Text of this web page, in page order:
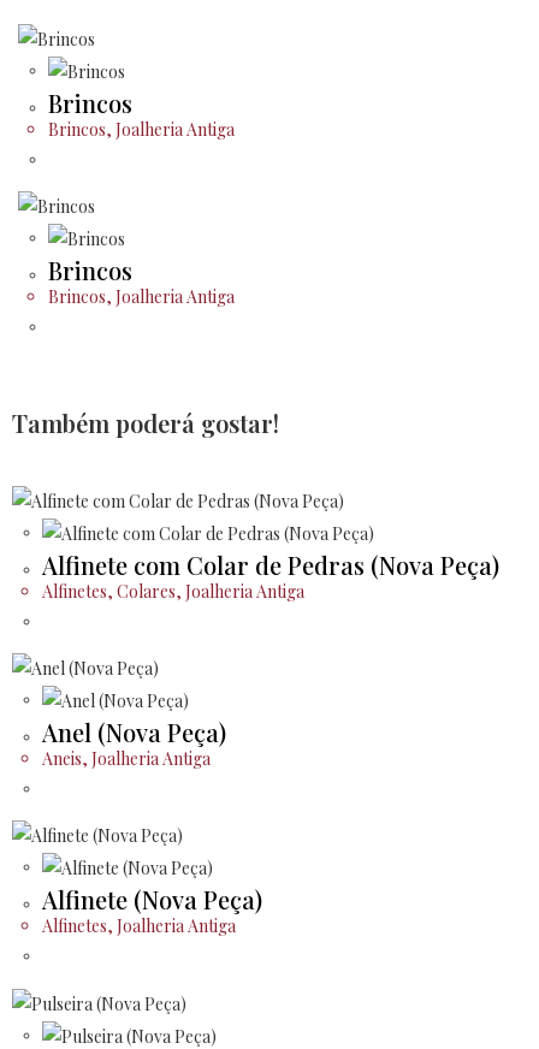
Brincos
Brincos, Joalheria Antiga
Brincos
Brincos, Joalheria Antiga
Também poderá gostar!
Alfinete com Colar de Pedras (Nova Peça)
Alfinetes, Colares, Joalheria Antiga
Anel (Nova Peça)
Aneis, Joalheria Antiga
Alfinete (Nova Peça)
Alfinetes, Joalheria Antiga